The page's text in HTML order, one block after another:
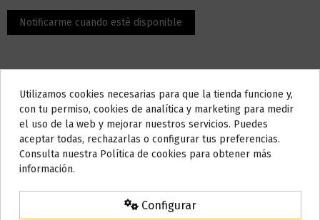
Descripción
El contenido son 100 ml, pero la botella admite hasta 120 ml,
puedes añadir nicotina o nicokit sin nicotina para llenarlo hasta
Do not show again.
AVISO IMPORTANTE
Nos tomamos unos días
Todos los pedidos realizados desde el
15% de descuento
Utilizamos cookies necesarias para que la tienda funcione y,
con tu permiso, cookies de analítica y marketing para medir
el uso de la web y mejorar nuestros servicios. Puedes
aceptar todas, rechazarlas o configurar tus preferencias.
Consulta nuestra Política de cookies para obtener más
información.
Configurar